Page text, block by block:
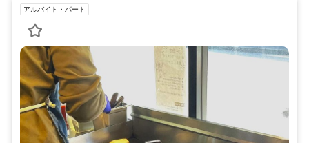
アルバイト・パート